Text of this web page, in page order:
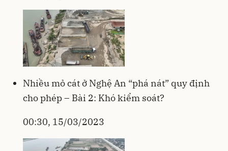
Nhiều mỏ cát ở Nghệ An “phá nát” quy định
cho phép – Bài 2: Khó kiểm soát?
00:30, 15/03/2023